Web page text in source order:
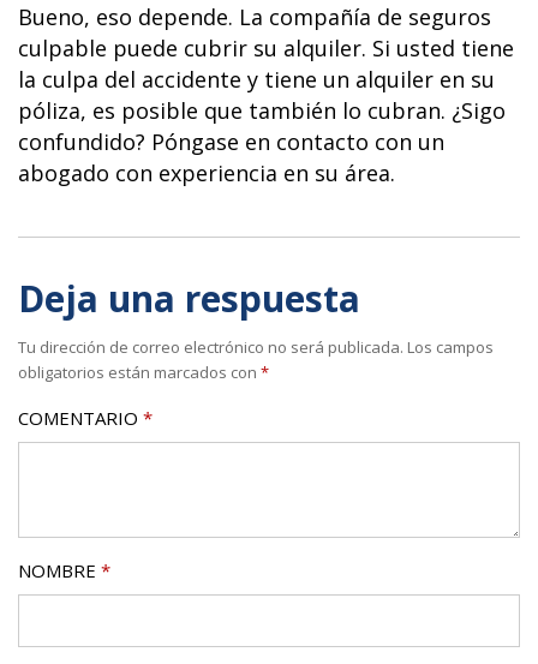
Bueno, eso depende. La compañía de seguros
culpable puede cubrir su alquiler. Si usted tiene
la culpa del accidente y tiene un alquiler en su
póliza, es posible que también lo cubran. ¿Sigo
confundido? Póngase en contacto con un
abogado con experiencia en su área.
Deja una respuesta
Tu dirección de correo electrónico no será publicada. Los campos
obligatorios están marcados con *
COMENTARIO *
NOMBRE *